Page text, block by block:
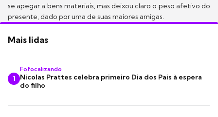
se apegar a bens materiais, mas deixou claro o peso afetivo do
presente, dado por uma de suas maiores amigas.
Mais lidas
1
Fofocalizando
Nicolas Prattes celebra primeiro Dia dos Pais à espera
do filho